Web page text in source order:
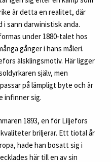
är detta en realitet, där
sann darwinistisk anda.
under 1880-talet hos
gånger i hans måleri.
älsklingsmotiv. Här ligger
själv, men
på lämpligt byte och är
infinner sig.
1893, en för Liljefors
briljerar. Ett tiotal år
hade han bosatt sig i
här till en av sin